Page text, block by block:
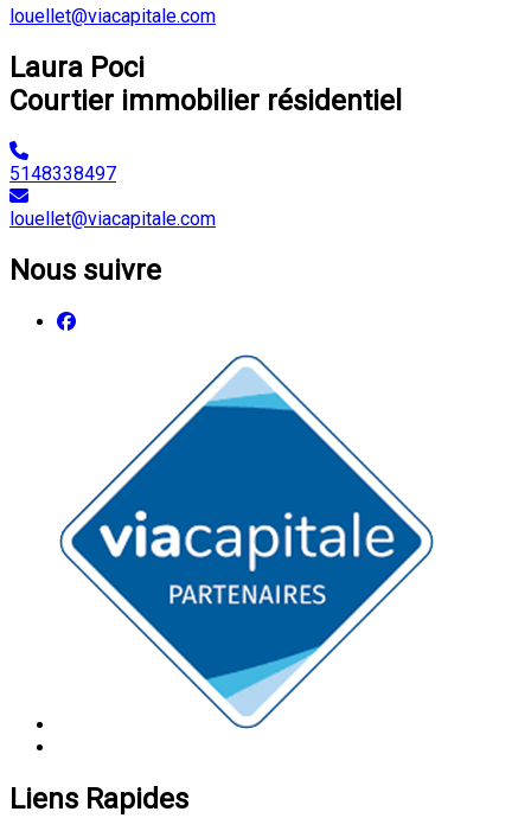
louellet@viacapitale.com
Laura Poci
Courtier immobilier résidentiel
5148338497
louellet@viacapitale.com
Nous suivre
Liens Rapides